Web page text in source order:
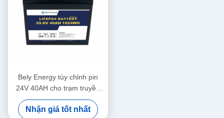
Bely Energy tùy chỉnh pin
24V 40AH cho trạm truyền
thông UPS y tế
Nhận giá tốt nhất